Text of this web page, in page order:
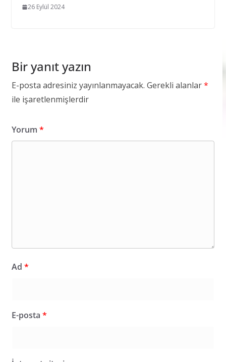
26 Eylül 2024
Bir yanıt yazın
E-posta adresiniz yayınlanmayacak. Gerekli alanlar*
ile işaretlenmişlerdir
Yorum *
Ad *
E-posta *